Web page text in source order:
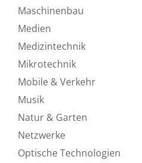
Maschinenbau
Medien
Medizintechnik
Mikrotechnik
Mobile & Verkehr
Musik
Natur & Garten
Netzwerke
Optische Technologien